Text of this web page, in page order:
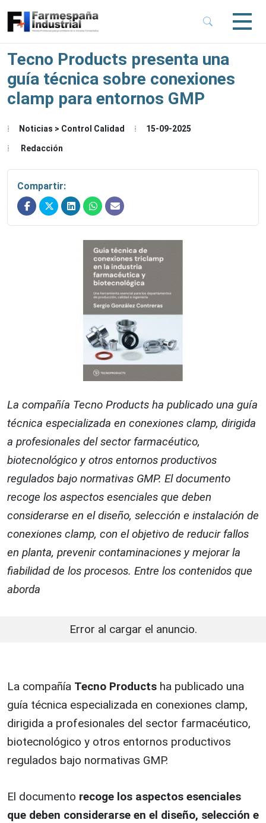
Menu
Menu
Tecno Products presenta una
guía técnica sobre conexiones
clamp para entornos GMP
Noticias > Control Calidad 15-09-2025
Redacción
Compartir:
La compañía Tecno Products ha publicado una guía
técnica especializada en conexiones clamp, dirigida
a profesionales del sector farmacéutico,
biotecnológico y otros entornos productivos
regulados bajo normativas GMP. El documento
recoge los aspectos esenciales que deben
considerarse en el diseño, selección e instalación de
conexiones clamp, con el objetivo de reducir fallos
en planta, prevenir contaminaciones y mejorar la
fiabilidad de los procesos. Entre los contenidos que
aborda
Error al cargar el anuncio.
La compañía Tecno Products ha publicado una
guía técnica especializada en conexiones clamp,
dirigida a profesionales del sector farmacéutico,
biotecnológico y otros entornos productivos
regulados bajo normativas GMP.
El documento recoge los aspectos esenciales
que deben considerarse en el diseño, selección e